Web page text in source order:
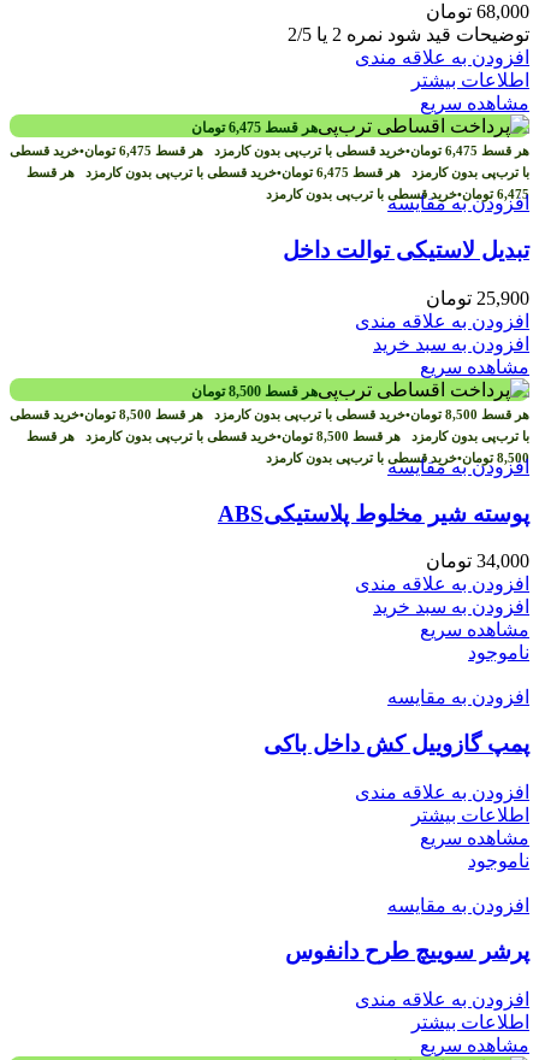
68,000 تومان
توضیحات قید شود نمره 2 یا 2/5
افزودن به علاقه مندی
اطلاعات بیشتر
مشاهده سریع
هر قسط 6,475 تومان
هر قسط 6,475 تومان•خرید قسطی با ترب‌پی بدون کارمزد هر قسط 6,475 تومان•خرید قسطی
با ترب‌پی بدون کارمزد هر قسط 6,475 تومان•خرید قسطی با ترب‌پی بدون کارمزد هر قسط
6,475 تومان•خرید قسطی با ترب‌پی بدون کارمزدافزودن به مقایسه
تبدیل لاستیکی توالت داخل
25,900 تومان
افزودن به علاقه مندی
افزودن به سبد خرید
مشاهده سریع
هر قسط 8,500 تومان
هر قسط 8,500 تومان•خرید قسطی با ترب‌پی بدون کارمزد هر قسط 8,500 تومان•خرید قسطی
با ترب‌پی بدون کارمزد هر قسط 8,500 تومان•خرید قسطی با ترب‌پی بدون کارمزد هر قسط
8,500 تومان•خرید قسطی با ترب‌پی بدون کارمزدافزودن به مقایسه
پوسته شیر مخلوط پلاستیکیABS
34,000 تومان
افزودن به علاقه مندی
افزودن به سبد خرید
مشاهده سریع
ناموجود
افزودن به مقایسه
پمپ گازوییل کش داخل باکی
افزودن به علاقه مندی
اطلاعات بیشتر
مشاهده سریع
ناموجود
افزودن به مقایسه
پرشر سوییچ طرح دانفوس
افزودن به علاقه مندی
اطلاعات بیشتر
مشاهده سریع